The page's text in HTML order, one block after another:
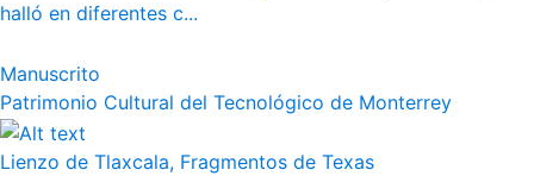
halló en diferentes c...
Manuscrito
Patrimonio Cultural del Tecnológico de Monterrey
Lienzo de Tlaxcala, Fragmentos de Texas